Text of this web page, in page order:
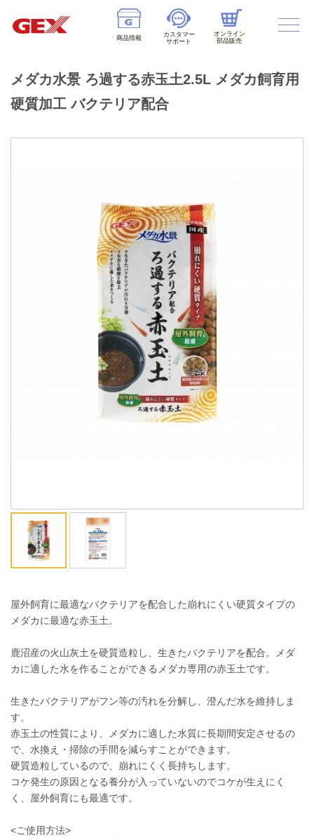
商品情報
カスタマー
サポート
オンライン
部品販売
ENGLISH
メダカ水景 ろ過する赤玉土2.5L メダカ飼育用
硬質加工 バクテリア配合
屋外飼育に最適なバクテリアを配合した崩れにくい硬質タイプの
メダカに最適な赤玉土。
鹿沼産の火山灰土を硬質造粒し、生きたバクテリアを配合。メダ
カに適した水を作ることができるメダカ専用の赤玉土です。
生きたバクテリアがフン等の汚れを分解し、澄んだ水を維持しま
す。
赤玉土の性質により、メダカに適した水質に長期間安定させるの
で、水換え・掃除の手間を減らすことができます。
硬質造粒しているので、崩れにくく長持ちします。
コケ発生の原因となる養分が入っていないのでコケが生えにく
く、屋外飼育にも最適です。
<ご使用方法>